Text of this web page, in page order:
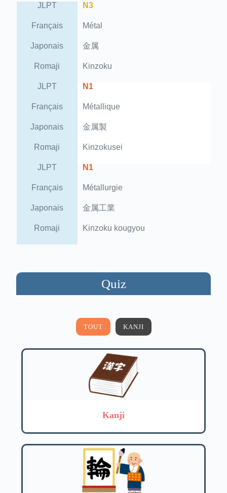
JLPT N3
Français Métal
Japonais 金属
Romaji Kinzoku
JLPT N1
Français Métallique
Japonais 金属製
Romaji Kinzokusei
JLPT N1
Français Métallurgie
Japonais 金属工業
Romaji Kinzoku kougyou
Quiz
TOUT KANJI
Kanji